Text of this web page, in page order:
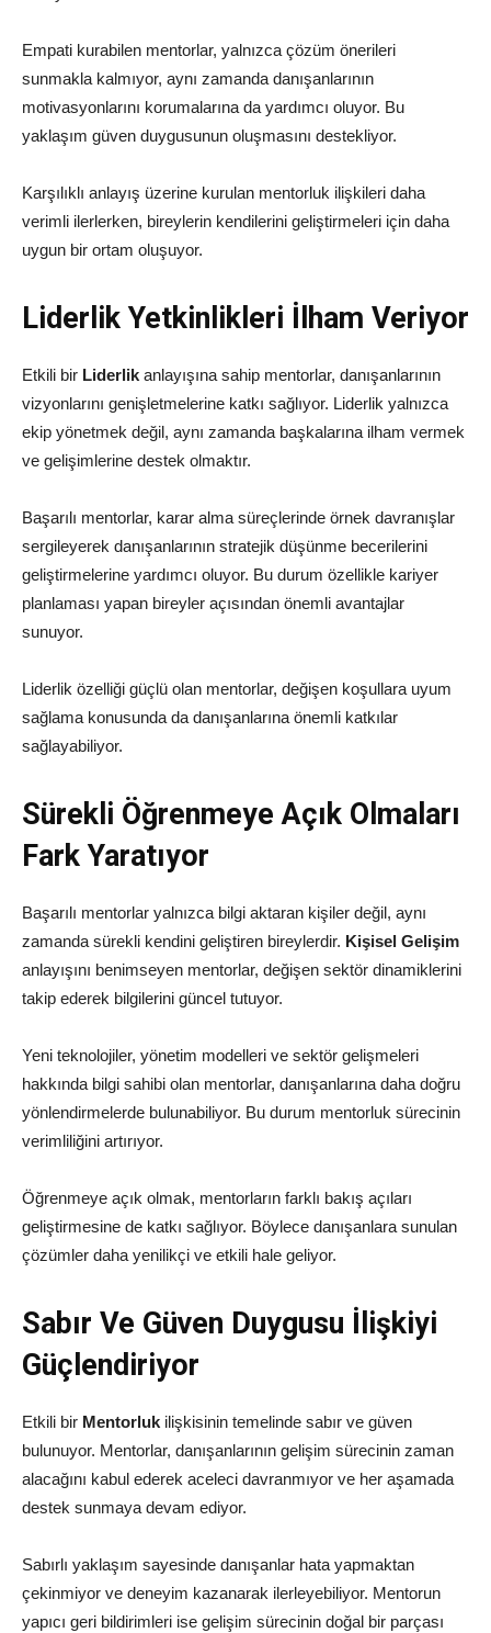
Empati kurabilen mentorlar, yalnızca çözüm önerileri
sunmakla kalmıyor, aynı zamanda danışanlarının
motivasyonlarını korumalarına da yardımcı oluyor. Bu
yaklaşım güven duygusunun oluşmasını destekliyor.
Karşılıklı anlayış üzerine kurulan mentorluk ilişkileri daha
verimli ilerlerken, bireylerin kendilerini geliştirmeleri için daha
uygun bir ortam oluşuyor.
Liderlik Yetkinlikleri İlham Veriyor
Etkili bir Liderlik anlayışına sahip mentorlar, danışanlarının
vizyonlarını genişletmelerine katkı sağlıyor. Liderlik yalnızca
ekip yönetmek değil, aynı zamanda başkalarına ilham vermek
ve gelişimlerine destek olmaktır.
Başarılı mentorlar, karar alma süreçlerinde örnek davranışlar
sergileyerek danışanlarının stratejik düşünme becerilerini
geliştirmelerine yardımcı oluyor. Bu durum özellikle kariyer
planlaması yapan bireyler açısından önemli avantajlar
sunuyor.
Liderlik özelliği güçlü olan mentorlar, değişen koşullara uyum
sağlama konusunda da danışanlarına önemli katkılar
sağlayabiliyor.
Sürekli Öğrenmeye Açık Olmaları
Fark Yaratıyor
Başarılı mentorlar yalnızca bilgi aktaran kişiler değil, aynı
zamanda sürekli kendini geliştiren bireylerdir. Kişisel Gelişim
anlayışını benimseyen mentorlar, değişen sektör dinamiklerini
takip ederek bilgilerini güncel tutuyor.
Yeni teknolojiler, yönetim modelleri ve sektör gelişmeleri
hakkında bilgi sahibi olan mentorlar, danışanlarına daha doğru
yönlendirmelerde bulunabiliyor. Bu durum mentorluk sürecinin
verimliliğini artırıyor.
Öğrenmeye açık olmak, mentorların farklı bakış açıları
geliştirmesine de katkı sağlıyor. Böylece danışanlara sunulan
çözümler daha yenilikçi ve etkili hale geliyor.
Sabır Ve Güven Duygusu İlişkiyi
Güçlendiriyor
Etkili bir Mentorluk ilişkisinin temelinde sabır ve güven
bulunuyor. Mentorlar, danışanlarının gelişim sürecinin zaman
alacağını kabul ederek aceleci davranmıyor ve her aşamada
destek sunmaya devam ediyor.
Sabırlı yaklaşım sayesinde danışanlar hata yapmaktan
çekinmiyor ve deneyim kazanarak ilerleyebiliyor. Mentorun
yapıcı geri bildirimleri ise gelişim sürecinin doğal bir parçası